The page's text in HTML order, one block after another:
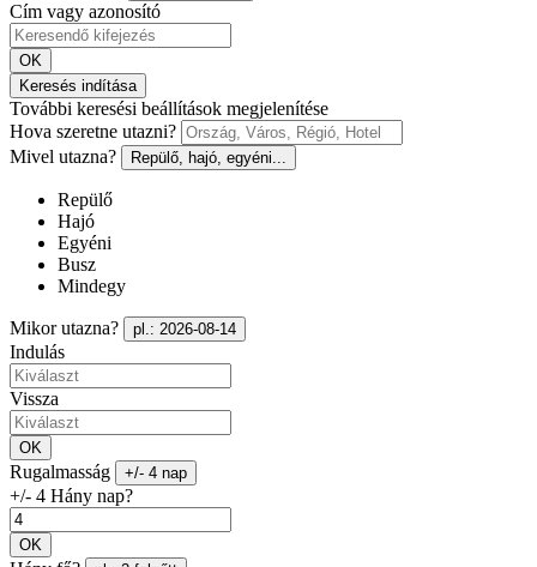
Cím vagy azonosító
OK
Keresés indítása
További keresési beállítások megjelenítése
Hova szeretne utazni?
Mivel utazna?
Repülő, hajó, egyéni...
Repülő
Hajó
Egyéni
Busz
Mindegy
Mikor utazna? pl.: 2026-08-14
Indulás
Vissza
OK
Rugalmasság +/- 4 nap
+/- 4 Hány nap?
OK